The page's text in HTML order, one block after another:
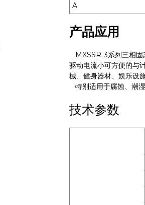
A
产品应用
MXSSR-3系列三相
驱动电流小可方便的与
械、健身器材、娱乐设
特别适用于腐蚀、潮
技术参数